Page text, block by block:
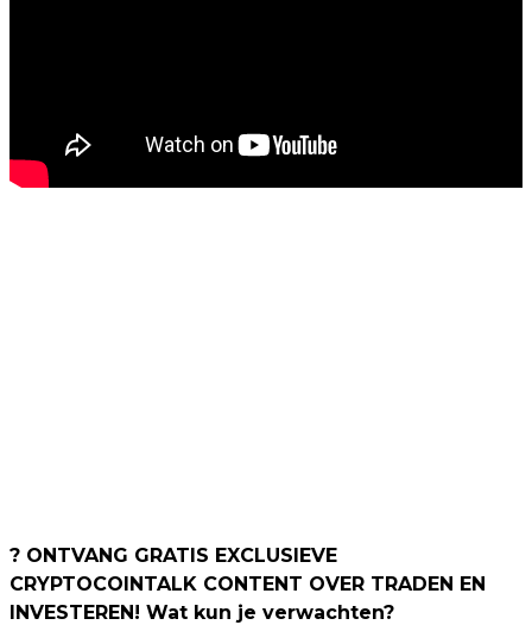
? ONTVANG GRATIS EXCLUSIEVE
CRYPTOCOINTALK CONTENT OVER TRADEN EN
INVESTEREN! Wat kun je verwachten?